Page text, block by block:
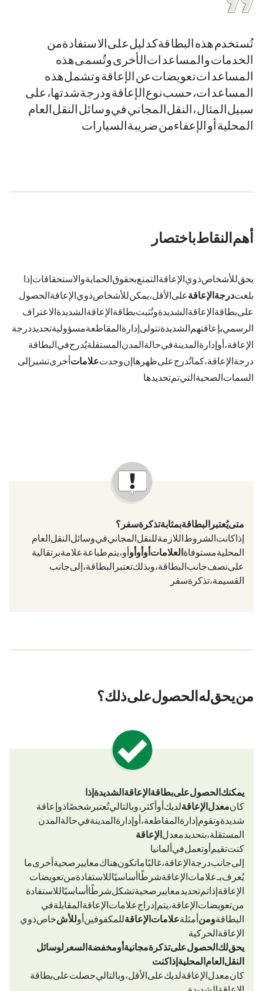
تُستخدم هذه البطاقة كدليل على الاستفادة من
الخدمات والمساعدات الأخرى. وتُسمى هذه
المساعدات «تعويضات عن الإعاقة». وتشمل هذه
المساعدات، حسب نوع الإعاقة ودرجة شدتها، على
سبيل المثال، النقل المجاني في وسائل النقل العام
المحلية أو الإعفاء من ضريبة السيارات.
أهم النقاط باختصار
يحق للأشخاص ذوي الإعاقة التمتع بحقوق الحماية والاستحقاقات. إذا
بلغتدرجة الإعاقة (GdB)50 على الأقل، يمكن للأشخاص ذوي الإعاقة الحصول
على بطاقة الإعاقة الشديدة. وتُثبت بطاقة الإعاقة الشديدة الاعتراف
الرسمي بإعاقتهم الشديدة. تتولى إدارة المقاطعة مسؤولية تحديد درجة
الإعاقة، أو إدارة المدينة في حالة المدن المستقلة. يُدرج في البطاقة
درجة الإعاقة (GdB)، كما تُدرج على ظهرها - إن وجدت -
علامات أخرى تشير إلى
السمات الصحية التي تم تحديدها.
متى يُعتبر البطاقة بمثابة تذكرة سفر؟
إذا كانت الشروط اللازمة للنقل المجاني في وسائل النقل العام
المحلية مستوفاة ( العلامات G أو Gl أو H أو aG أو)، يتم طباعة علامة برتقالية
على نصف جانب البطاقة، وبذلك تعتبر البطاقة، إلى جانب
القسيمة، تذكرة سفر.
من يحق له الحصول على ذلك؟
يمكنك الحصول على بطاقة الإعاقة الشديدة إذا
كانمعدل الإعاقة (GdB)
لديك 50 أو أكثر، وبالتالي تُعتبر شخصًا ذو إعاقة
شديدة. وتقوم إدارة المقاطعة، أو إدارة المدينة في حالة المدن
المستقلة، بتحديد معدل الإعاقة
كنت تقيم أو تعمل في ألمانيا.
إلى جانب درجة الإعاقة (GdB)، غالبًا ما تكون هناك معايير صحية أخرى (ما
يُعرف بـ«علامات الإعاقة») شرطًا أساسيًا للاستفادة من تعويضات
الإعاقة. إذا تم تحديد معايير صحية تشكل شرطًا أساسيًا للاستفادة
من تعويضات الإعاقة، يتم إدراج علامات الإعاقة المقابلة في
البطاقة.ومن أمثلةعلامات الإعاقة «Bl»للمكفوفين أو
خاص ذوي
الإعاقة الحركية.
يحق لك الحصول على تذكرة مجانية أو مخفضة السعر لوسائل
النقل العام المحلية إذا كنت
كان معدل الإعاقة (GdB) لديك 50 على الأقل، وبالتالي حصلت على بطاقة